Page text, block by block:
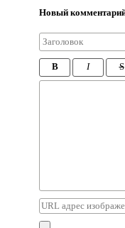
Новый
B I S